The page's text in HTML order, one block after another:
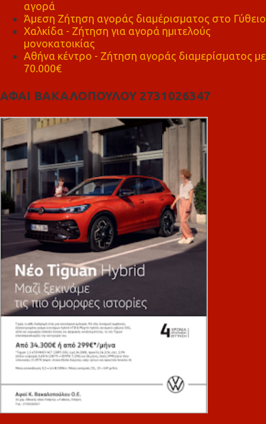
αγορά
Άμεση Ζήτηση αγοράς διαμέρισματος στο Γύθειο
Χαλκίδα - Ζήτηση για αγορά ημιτελούς
μονοκατοικίας
Αθήνα κέντρο - Ζήτηση αγοράς διαμερίσματος με
70.000€
ΑΦΑΙ ΒΑΚΑΛΟΠΟΥΛΟΥ 2731026347